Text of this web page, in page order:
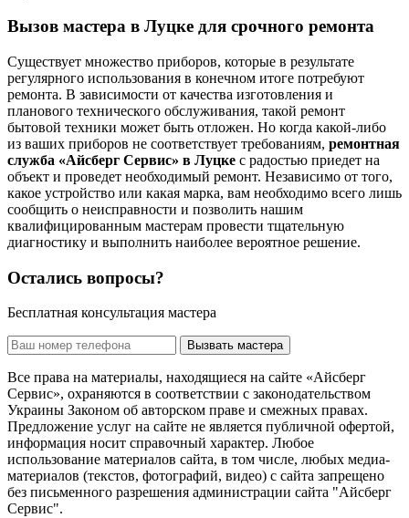
Вызов мастера в Луцке для срочного ремонта
Существует множество приборов, которые в результате
регулярного использования в конечном итоге потребуют
ремонта. В зависимости от качества изготовления и
планового технического обслуживания, такой ремонт
бытовой техники может быть отложен. Но когда какой-либо
из ваших приборов не соответствует требованиям, ремонтная
служба «Айсберг Сервис» в Луцке с радостью приедет на
объект и проведет необходимый ремонт. Независимо от того,
какое устройство или какая марка, вам необходимо всего лишь
сообщить о неисправности и позволить нашим
квалифицированным мастерам провести тщательную
диагностику и выполнить наиболее вероятное решение.
Остались вопросы?
Бесплатная консультация мастера
Вызвать мастера
Все права на материалы, находящиеся на сайте «Айсберг
Сервис», охраняются в соответствии с законодательством
Украины Законом об авторском праве и смежных правах.
Предложение услуг на сайте не является публичной офертой,
информация носит справочный характер. Любое
использование материалов сайта, в том числе, любых медиа-
материалов (текстов, фотографий, видео) с сайта запрещено
без письменного разрешения администрации сайта "Айсберг
Сервис".